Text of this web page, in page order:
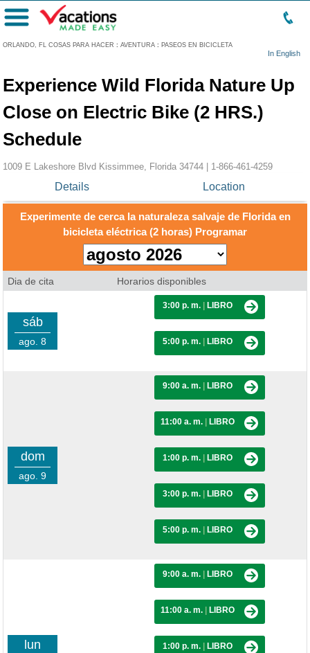
ORLANDO, FL COSAS PARA HACER : AVENTURA : PASEOS EN BICICLETA
In English
Menú
Experience Wild Florida Nature Up
Close on Electric Bike (2 HRS.)
Schedule
1009 E Lakeshore Blvd Kissimmee, Florida 34744 | 1-866-461-4259
Details Location
Experimente de cerca la naturaleza salvaje de Florida en
bicicleta eléctrica (2 horas) Programar
Dia de cita Horarios disponibles
sáb
ago. 8
3:00 p. m. LIBRO
5:00 p. m. LIBRO
dom
ago. 9
9:00 a. m. LIBRO
11:00 a. m. LIBRO
1:00 p. m. LIBRO
3:00 p. m. LIBRO
5:00 p. m. LIBRO
lun
9:00 a. m. LIBRO
11:00 a. m. LIBRO
1:00 p. m. LIBRO